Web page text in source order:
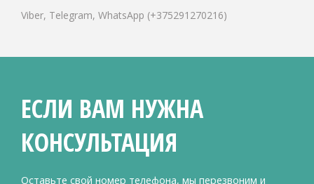
Viber, Telegram, WhatsApp (+375291270216)
ЕСЛИ ВАМ НУЖНА
КОНСУЛЬТАЦИЯ
Оставьте свой номер телефона, мы перезвоним и